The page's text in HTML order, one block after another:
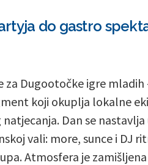
do gastro
za Dugootočke igre mladih
koji okuplja lokalne
Dan se nastavlja
vali: more, sunce i DJ
Atmosfera je